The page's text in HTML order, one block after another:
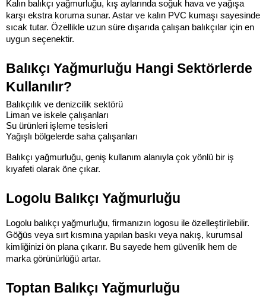
Kalın balıkçı yağmurluğu, kış aylarında soğuk hava ve yağışa
karşı ekstra koruma sunar. Astar ve kalın PVC kumaşı sayesinde
sıcak tutar. Özellikle uzun süre dışarıda çalışan balıkçılar için en
uygun seçenektir.
Balıkçı Yağmurluğu Hangi Sektörlerde
Kullanılır?
Balıkçılık ve denizcilik sektörü
Liman ve iskele çalışanları
Su ürünleri işleme tesisleri
Yağışlı bölgelerde saha çalışanları
Balıkçı yağmurluğu, geniş kullanım alanıyla çok yönlü bir iş
kıyafeti olarak öne çıkar.
Logolu Balıkçı Yağmurluğu
Logolu balıkçı yağmurluğu, firmanızın logosu ile özelleştirilebilir.
Göğüs veya sırt kısmına yapılan baskı veya nakış, kurumsal
kimliğinizi ön plana çıkarır. Bu sayede hem güvenlik hem de
marka görünürlüğü artar.
Toptan Balıkçı Yağmurluğu